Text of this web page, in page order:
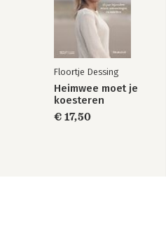
Floortje Dessing
Heimwee moet je
koesteren
€ 17,50